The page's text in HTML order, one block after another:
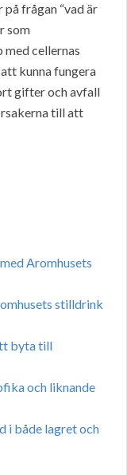
frågan “vad är
som
cellernas
kunna fungera
gifter och avfall
till att
Aromhusets
stilldrink
byta till
och liknande
i både lagret och